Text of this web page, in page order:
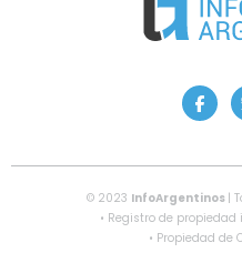
© 2023 InfoArgentinos |
• Registro de propiedad
• Propiedad de